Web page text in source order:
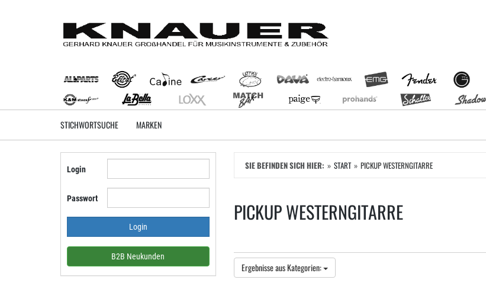
STICHWORTSUCHE MARKEN
SIE BEFINDEN SICH HIER: START PICKUP WESTERNGITARRE
PICKUP WESTERNGITARRE
Ergebnisse aus Kategorien:
Login
Passwort
B2B Neukunden